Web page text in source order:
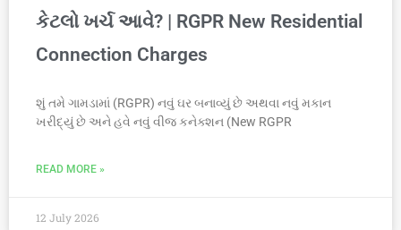
કેટલો ખર્ચ આવે? | RGPR New Residential
Connection Charges
શું તમે ગામડામાં (RGPR) નવું ઘર બનાવ્યું છે અથવા નવું મકાન
ખરીદ્યું છે અને હવે નવું વીજ કનેક્શન (New RGPR
READ MORE »
12 July 2026